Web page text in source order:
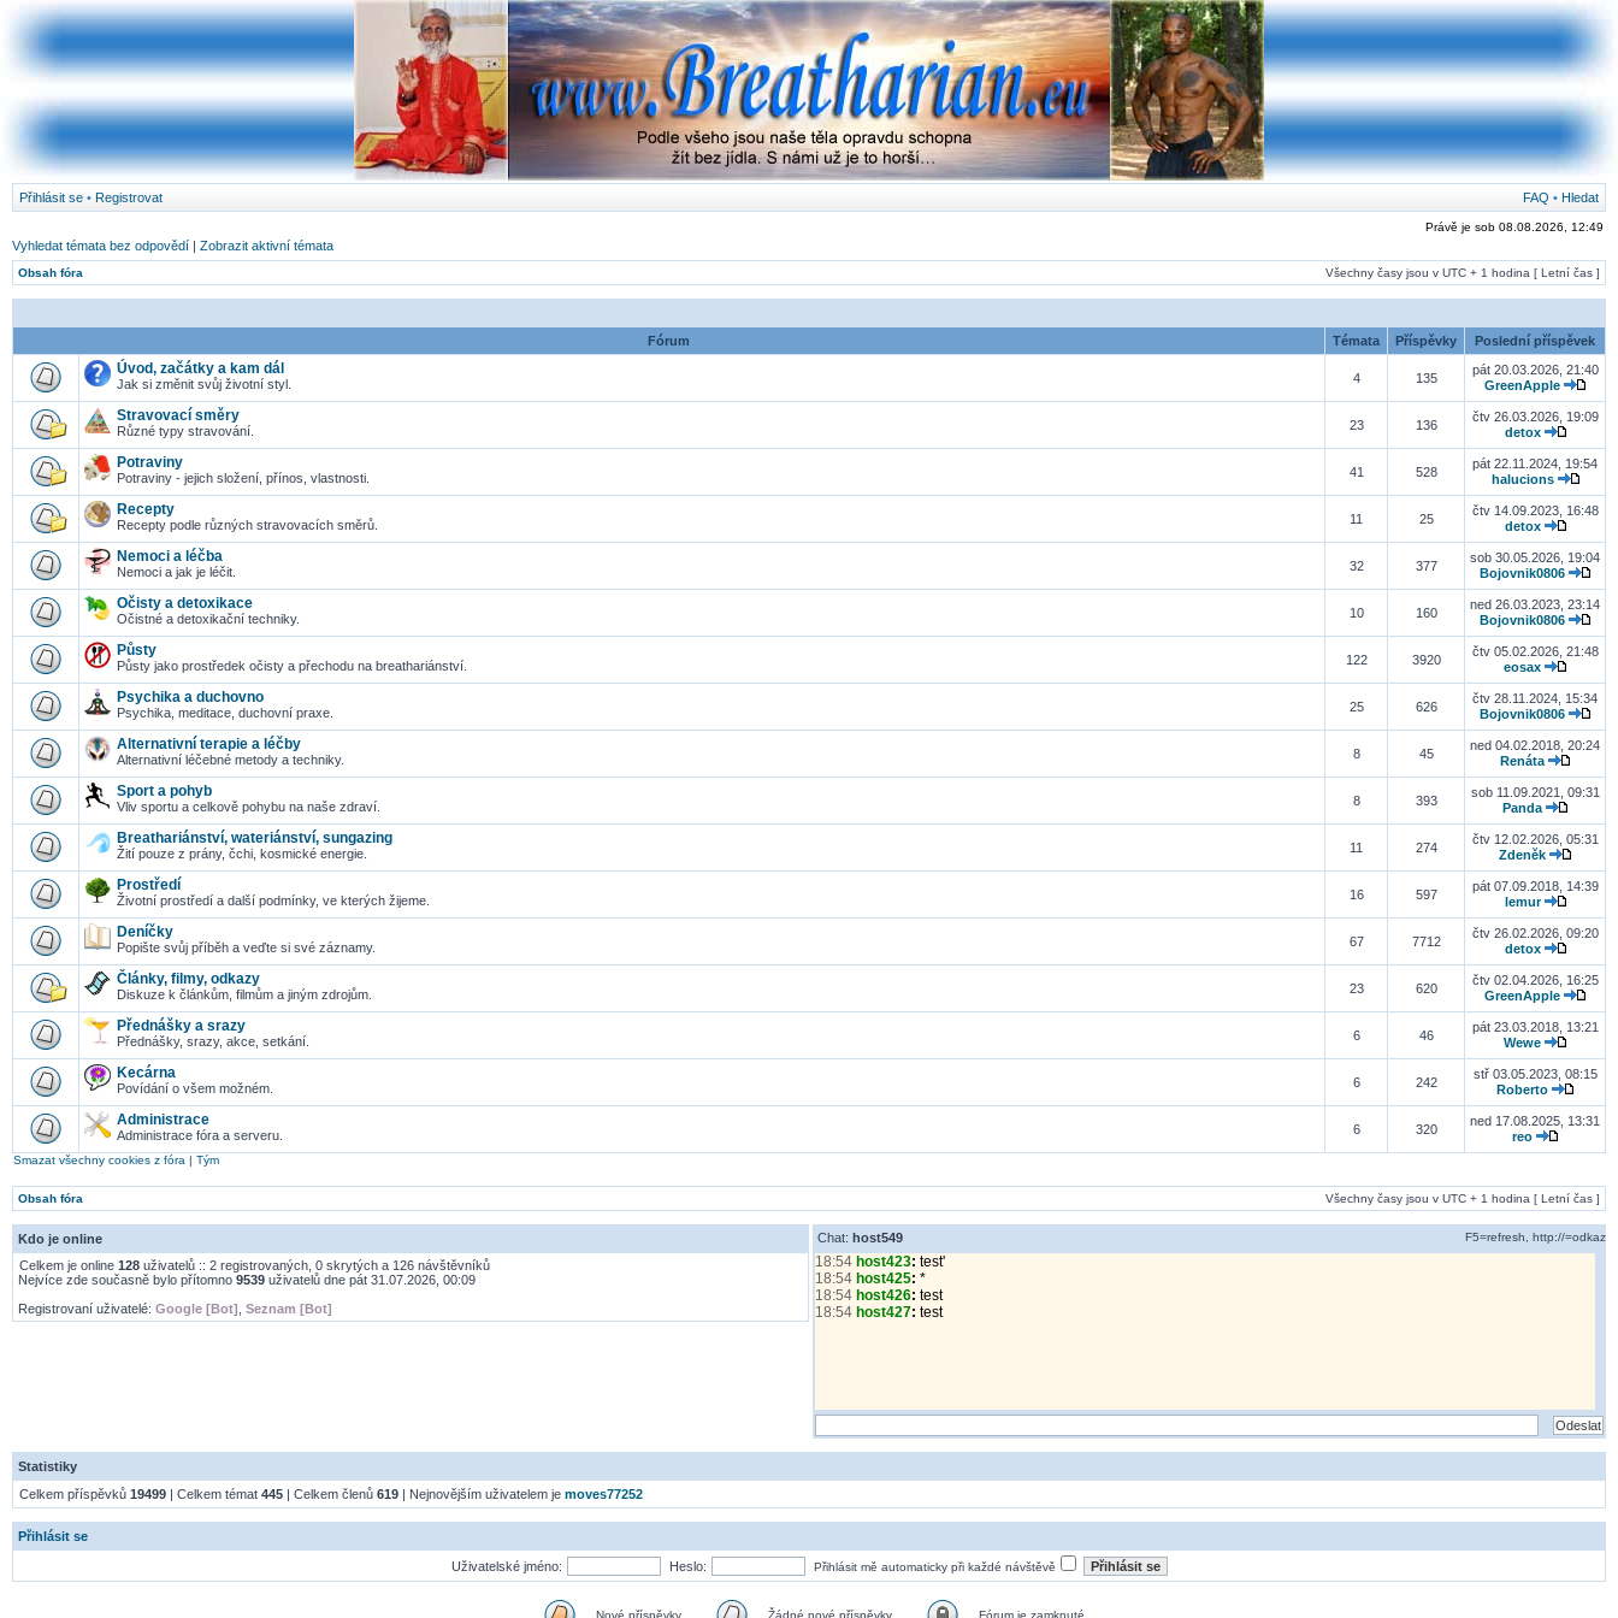
Přihlásit se • Registrovat FAQ • Hledat
Právě je sob 08.08.2026, 12:49
Vyhledat témata bez odpovědí | Zobrazit aktivní témata
Obsah fóra Všechny časy jsou v UTC + 1 hodina [ Letní čas ]
Fórum Témata Příspěvky Poslední příspěvek
Úvod, začátky a kam dál
Jak si změnit svůj životní styl. 4 135
pát 20.03.2026, 21:40
GreenApple
Stravovací směry
Různé typy stravování. 23 136
čtv 26.03.2026, 19:09
detox
Potraviny
Potraviny - jejich složení, přínos, vlastnosti. 41 528
pát 22.11.2024, 19:54
halucions
Recepty
Recepty podle různých stravovacích směrů. 11 25
čtv 14.09.2023, 16:48
detox
Nemoci a léčba
Nemoci a jak je léčit. 32 377
sob 30.05.2026, 19:04
Bojovnik0806
Očisty a detoxikace
Očistné a detoxikační techniky. 10 160
ned 26.03.2023, 23:14
Bojovnik0806
Půsty
Půsty jako prostředek očisty a přechodu na breathariánství. 122 3920
čtv 05.02.2026, 21:48
eosax
Psychika a duchovno
Psychika, meditace, duchovní praxe. 25 626
čtv 28.11.2024, 15:34
Bojovnik0806
Alternativní terapie a léčby
Alternativní léčebné metody a techniky. 8 45
ned 04.02.2018, 20:24
Renáta
Sport a pohyb
Vliv sportu a celkově pohybu na naše zdraví. 8 393
sob 11.09.2021, 09:31
Panda
Breathariánství, wateriánství, sungazing
Žití pouze z prány, čchi, kosmické energie. 11 274
čtv 12.02.2026, 05:31
Zdeněk
Prostředí
Životní prostředí a další podmínky, ve kterých žijeme. 16 597
pát 07.09.2018, 14:39
lemur
Deníčky
Popište svůj příběh a veďte si své záznamy. 67 7712
čtv 26.02.2026, 09:20
detox
Články, filmy, odkazy
Diskuze k článkům, filmům a jiným zdrojům. 23 620
čtv 02.04.2026, 16:25
GreenApple
Přednášky a srazy
Přednášky, srazy, akce, setkání. 6 46
pát 23.03.2018, 13:21
Wewe
Kecárna
Povídání o všem možném. 6 242
stř 03.05.2023, 08:15
Roberto
Administrace
Administrace fóra a serveru. 6 320
ned 17.08.2025, 13:31
reo
Smazat všechny cookies z fóra | Tým
Obsah fóra Všechny časy jsou v UTC + 1 hodina [ Letní čas ]
Kdo je online
Celkem je online 128 uživatelů :: 2 registrovaných, 0 skrytých a 126 návštěvníků
Nejvíce zde současně bylo přítomno 9539 uživatelů dne pát 31.07.2026, 00:09
Registrovaní uživatelé: Google [Bot] Seznam [Bot]
Chat: host549 F5=refresh, http://=odkaz
18:54 host423: test'
18:54 host425: *
18:54 host426: test
18:54 host427: test
Statistiky
Celkem příspěvků 19499 | Celkem témat 445 | Celkem členů 619 | Nejnovějším uživatelem je moves77252
Přihlásit se
Uživatelské jméno: Heslo: Přihlásit mě automaticky při každé návštěvě
Nové příspěvky Žádné nové příspěvky Fórum je zamknuté